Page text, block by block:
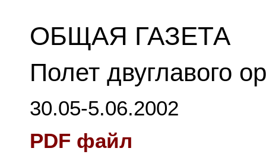
ОБЩАЯ ГАЗЕТА
Полет двуглавого
30.05-5.06.2002
PDF файл